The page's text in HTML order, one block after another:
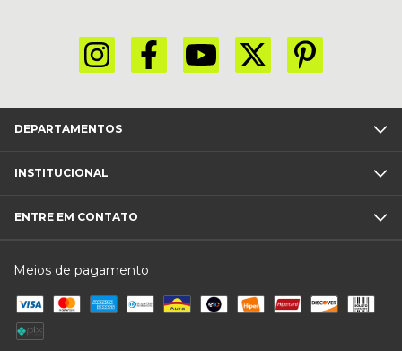
DEPARTAMENTOS
INSTITUCIONAL
ENTRE EM CONTATO
Meios de pagamento